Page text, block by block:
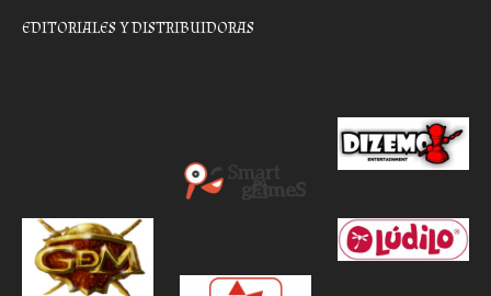
EDITORIALES Y DISTRIBUIDORAS